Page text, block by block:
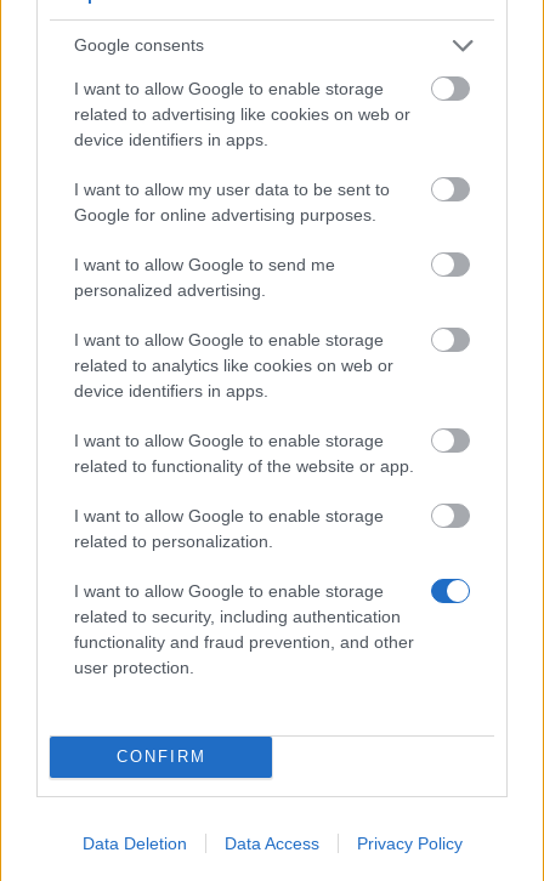
Google consents
I want to allow Google to enable storage
related to advertising like cookies on web or
device identifiers in apps.
I want to allow my user data to be sent to
Google for online advertising purposes.
I want to allow Google to send me
personalized advertising.
I want to allow Google to enable storage
related to analytics like cookies on web or
device identifiers in apps.
I want to allow Google to enable storage
related to functionality of the website or app.
I want to allow Google to enable storage
related to personalization.
I want to allow Google to enable storage
related to security, including authentication
functionality and fraud prevention, and other
user protection.
CONFIRM
Data Deletion Data Access Privacy Policy
Un travail bien fait, et le combat est déjà gagné à
moitié
Vapotechnologue
Les Vapotechnologues sont les artisans les plus
doués de Dracania. Leurs incroyables inventions,
comme des fusées et des roquettes, en font des
adversaires redoutables et versatiles.